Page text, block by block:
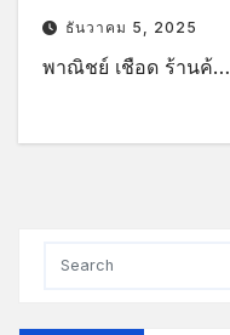
ธันวาคม 5, 2025
พาณิชย์ เชือด ร้านค้…